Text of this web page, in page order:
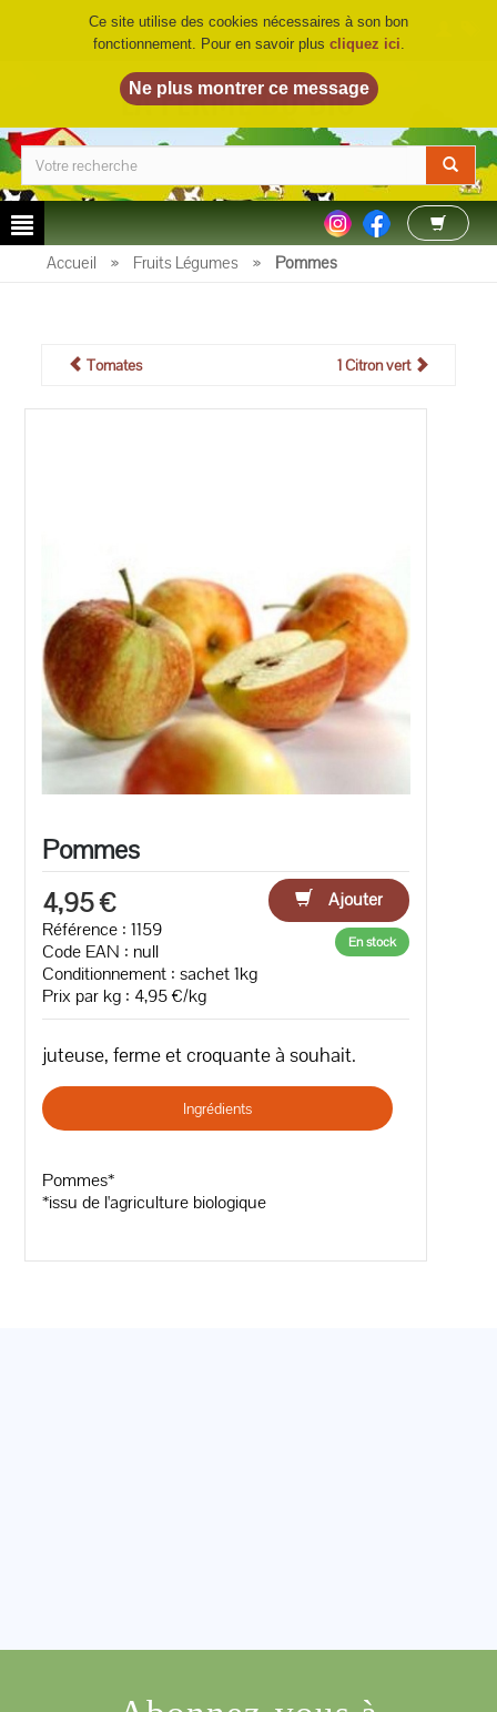
LA FERME DU BIO©
Accueil » Fruits Légumes » Pommes
Tomates 1 Citron vert
Pommes
4,95 €
Ajouter
Référence : 1159
Code EAN : null
Conditionnement : sachet 1kg
Prix par kg : 4,95 €/kg
En stock
juteuse, ferme et croquante à souhait.
Ingrédients
Pommes*
*issu de l'agriculture biologique
Ce site utilise des cookies nécessaires à son bon
fonctionnement. Pour en savoir plus cliquez ici.